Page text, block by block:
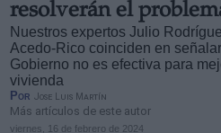
resolverán el
Nuestros expertos Julio
Acedo-Rico coinciden en
Gobierno no es efectiva para
vivienda
Por Jose Luis Martín
Más artículos de este autor
viernes, 16 de febrero de 2024